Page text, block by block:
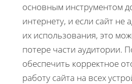
основным инструментом
интернету, и если сайт не
их использования, это
потере части аудитории.
обеспечить корректное
работу сайта на всех